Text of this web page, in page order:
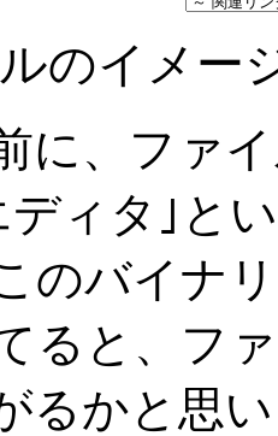
のイメー
に、ファ
ディタ｣と
のバイナ
ると、フ
るかと思